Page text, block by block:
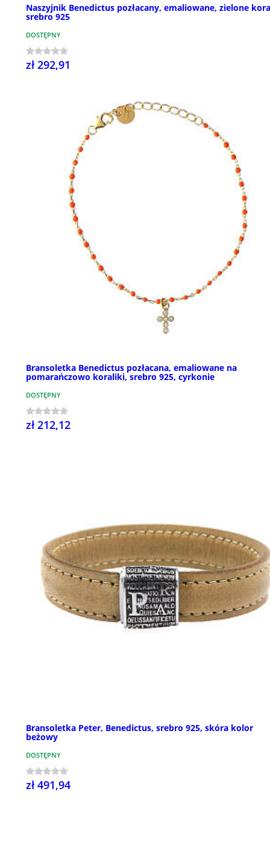
Naszyjnik Benedictus pozłacany, emaliowane, zielone
srebro 925
DOSTĘPNY
zł 292,91
Bransoletka Benedictus pozłacana, emaliowane na
pomarańczowo koraliki, srebro 925, cyrkonie
DOSTĘPNY
zł 212,12
Bransoletka Peter, Benedictus, srebro 925, skóra kolor
beżowy
DOSTĘPNY
zł 491,94